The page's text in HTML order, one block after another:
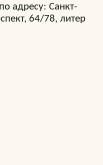
адресу: Санкт-
64/78, литер